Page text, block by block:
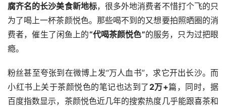
腐齐名的长沙美食新地标，很多外地消费者不惜打个飞的只
为了喝上一杯茶颜悦色。那些喝不到的又想要拍照晒圈的消
费者，催生了闲鱼上的“代喝茶颜悦色”的服务，只为过把眼
瘾。
粉丝甚至夸张到在微博上发“万人血书”，求它开出长沙。而
小红书上关于茶颜悦色的笔记也达到了 2万+篇，同时，据
百度指数显示，茶颜悦色近几年的搜索热度几乎能跟喜茶和